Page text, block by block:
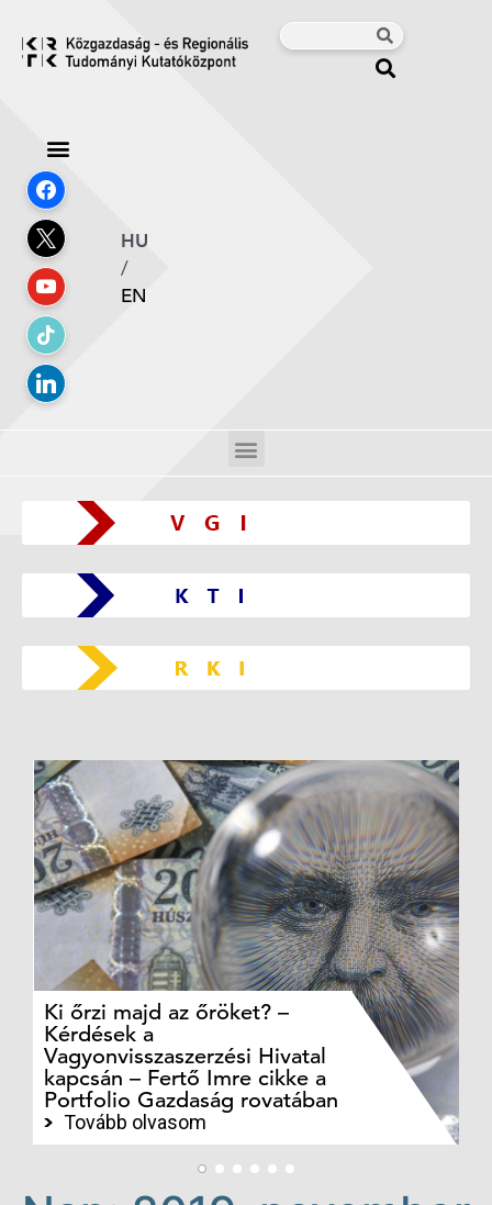
HU
/
EN
Ki őrzi majd az őröket? –
Kérdések a
Vagyonvisszaszerzési Hivatal
kapcsán – Fertő Imre cikke a
Portfolio Gazdaság rovatában
Tovább olvasom